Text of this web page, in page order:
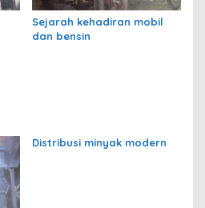
Sejarah kehadiran mobil
dan bensin
Distribusi minyak modern